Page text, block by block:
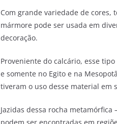
Com grande variedade de
mármore pode ser usada em
decoração.
Proveniente do calcário, esse
e somente no Egito e na
tiveram o uso desse material em
Jazidas dessa rocha